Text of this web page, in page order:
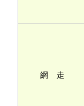
網 走